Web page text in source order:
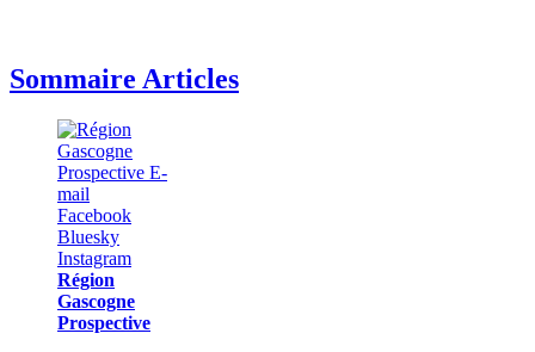
Sommaire Articles
Région
Gascogne
Prospective